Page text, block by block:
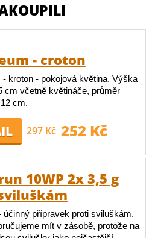
- croton
- kroton - pokojová květina. Výška
cm včetně květináče, průměr
cm.
297 Kč 252 Kč
10WP 2x 3,5 g
účinný přípravek proti sviluškám.
mít v zásobě, protože na